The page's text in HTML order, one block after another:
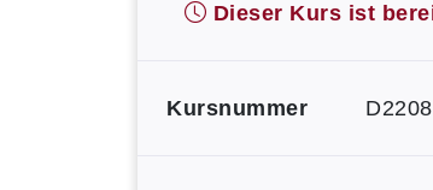
Dieser Kurs ist
Kursnummer D2208